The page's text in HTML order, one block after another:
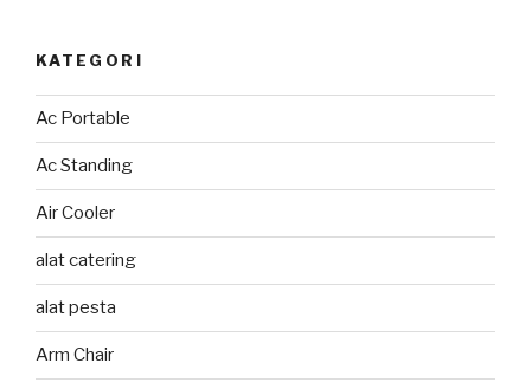
KATEGORI
Ac Portable
Ac Standing
Air Cooler
alat catering
alat pesta
Arm Chair